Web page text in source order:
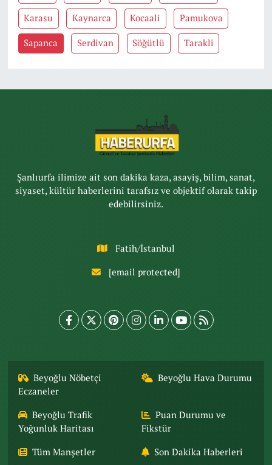
Karasu Kaynarca Kocaali Pamukova
Sapanca Serdivan Söğütlü Tarakli
Şanlıurfa ilimize ait son dakika kaza, asayiş, bilim, sanat,
siyaset, kültür haberlerini tarafsız ve objektif olarak takip
edebilirsiniz.
Fatih/İstanbul
[email protected]
Beyoğlu Nöbetçi
Eczaneler
Beyoğlu Hava Durumu
Beyoğlu Trafik
Yoğunluk Haritası
Puan Durumu ve
Fikstür
Tüm Manşetler Son Dakika Haberleri